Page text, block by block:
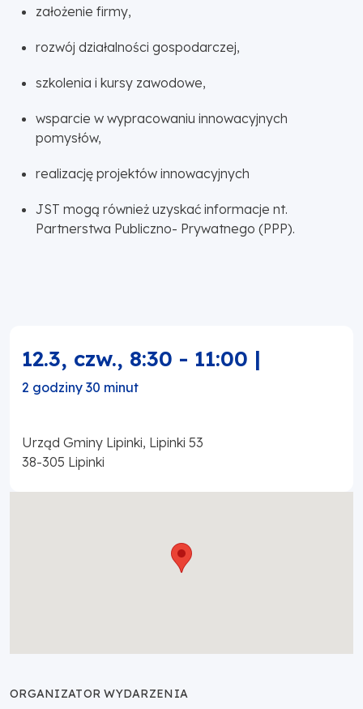
założenie firmy,
rozwój działalności gospodarczej,
szkolenia i kursy zawodowe,
wsparcie w wypracowaniu innowacyjnych
pomysłów,
realizację projektów innowacyjnych
JST mogą również uzyskać informacje nt.
Partnerstwa Publiczno- Prywatnego (PPP).
12.3, czw., 8:30 - 11:00 |
2 godziny 30 minut
Urząd Gminy Lipinki, Lipinki 53
38-305 Lipinki
ORGANIZATOR WYDARZENIA